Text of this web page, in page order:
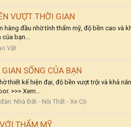
VƯỢT THỜI GIAN
đầu nhờ tính thẩm mỹ, độ bền cao và
bạn...
Vặt
SỐNG CỦA BẠN
kế hiện đại, độ bền vượt trội và khả
>>> Xem...
Nhà Đất - Nội Thất - Xe Cộ
THẨM MỸ